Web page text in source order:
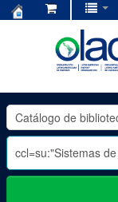
OLADE
-